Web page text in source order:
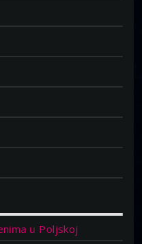
u Poljskoj